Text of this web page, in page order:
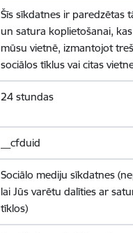
Šīs sīkdatnes ir paredzētas
un satura koplietošanai,
mūsu vietnē, izmantojot
sociālos tīklus vai citas
24 stundas
__cfduid
Sociālo mediju sīkdatnes
lai Jūs varētu dalīties ar
tīklos)